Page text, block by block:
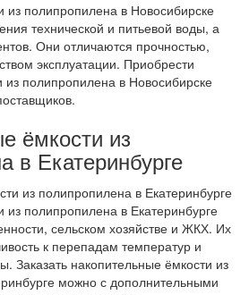
из полипропилена в Новосибирске
технической и питьевой воды, а
Они отличаются прочностью,
эксплуатации. Приобрести
из полипропилена в Новосибирске
ёмкости из
в Екатеринбурге
из полипропилена в Екатеринбурге
сельском хозяйстве и ЖКХ. Их
к перепадам температур и
Заказать накопительные ёмкости из
можно с дополнительными